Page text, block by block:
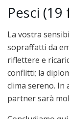
Pesci
La vostra
sopraffatti da
riflettere e
conflitti; la
clima sereno. In
partner sarà